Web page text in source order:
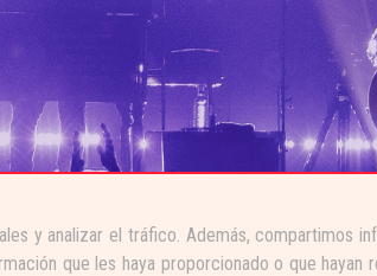
y analizar el tráfico. Además, compartimos
que les haya proporcionado o que hayan